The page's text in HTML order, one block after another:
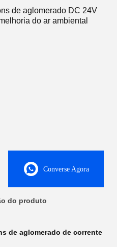
de aglomerado DC 24V
do ar ambiental
Converse Agora
do produto
de aglomerado de corrente